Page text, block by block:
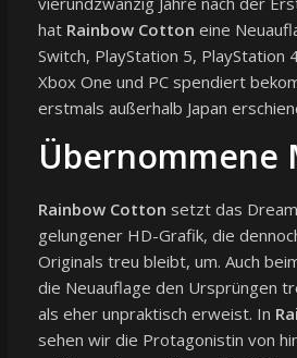
hat Rainbow Cotton eine
Switch, PlayStation 5, PlayStation
Xbox One und PC spendiert
erstmals außerhalb Japan
Übernommene
Rainbow Cotton setzt das
gelungener HD-Grafik, die
Originals treu bleibt, um. Auch
die Neuauflage den Ursprüngen
als eher unpraktisch erweist. In
sehen wir die Protagonistin von